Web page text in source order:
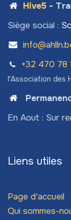
Hive5-
Siège social :
+32 470 78​
l'Association des
En Aout : Sur
Liens utiles
Page d'accueil
Qui sommes-